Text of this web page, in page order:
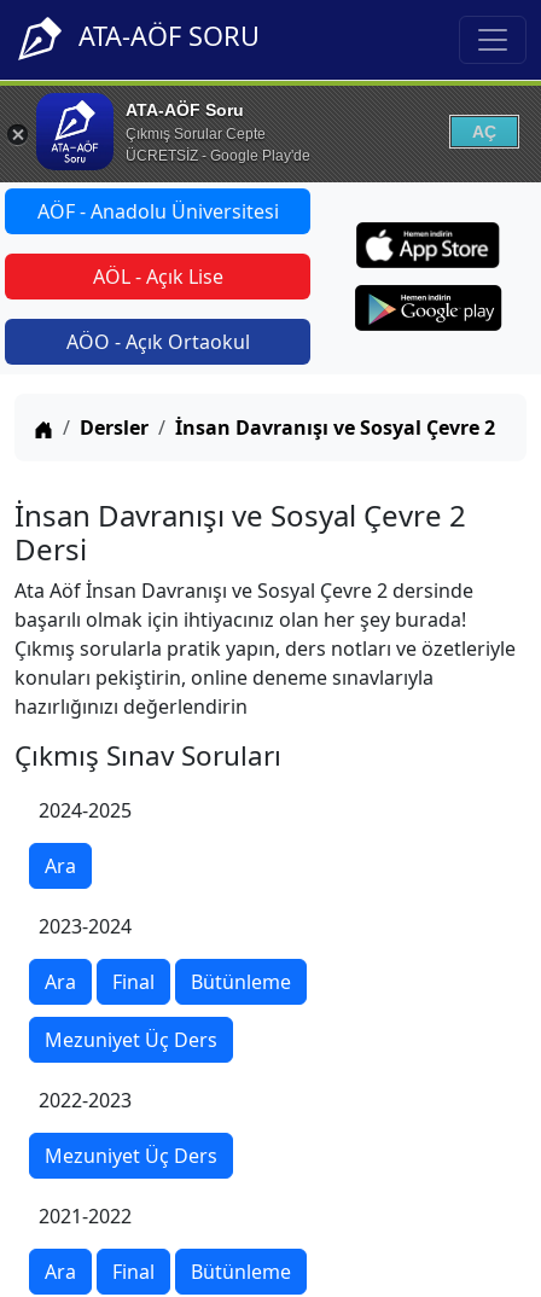
ATA-AÖF SORU
ATA-AÖF Soru
Çıkmış Sorular Cepte
ÜCRETSİZ - Google Play'de
AÇ
AÖF - Anadolu Üniversitesi
AÖL - Açık Lise
AÖO - Açık Ortaokul
Anasayfa
Dersler İnsan Davranışı ve Sosyal Çevre 2
İnsan Davranışı ve Sosyal Çevre 2
Dersi
Ata Aöf İnsan Davranışı ve Sosyal Çevre 2 dersinde
başarılı olmak için ihtiyacınız olan her şey burada!
Çıkmış sorularla pratik yapın, ders notları ve özetleriyle
konuları pekiştirin, online deneme sınavlarıyla
hazırlığınızı değerlendirin
Çıkmış Sınav Soruları
2024-2025
Ara
2023-2024
Ara Final Bütünleme
Mezuniyet Üç Ders
2022-2023
Mezuniyet Üç Ders
2021-2022
Ara Final Bütünleme